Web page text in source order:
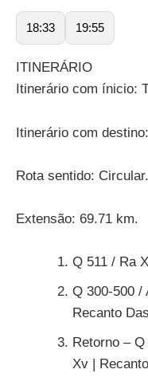
18:33 19:55
ITINERÁRIO
Itinerário com ínicio:
Itinerário com
Rota sentido: Circular.
Extensão: 69.71 km.
Q 511 / Ra
Q 300-500 /
Recanto
Retorno –
Xv |